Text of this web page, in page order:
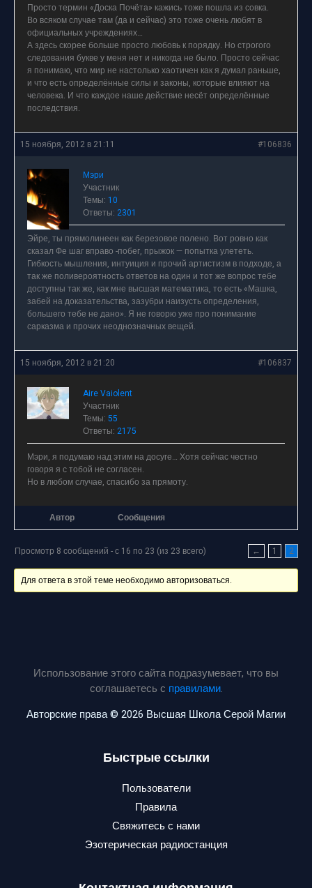
Просто термин «Доска Почёта» кажись тоже пошла из совка.
Во всяком случае там (да и сейчас) это тоже очень любят в
официальных учреждениях…
А здесь скорее больше просто любовь к порядку. Но строгого
следования букве у меня нет и никогда не было. Просто сейчас
я понимаю, что мир не настолько хаотичен как я думал раньше,
и что есть определённые силы и законы, которые влияют на
человека. И что каждое наше действие несёт определённые
последствия.
15 ноября, 2012 в 21:11 #106836
Мэри
Участник
Темы: 10
Ответы: 2301
Эйре, ты прямолинеен как березовое полено. Вот ровно как
сказал Фе шаг вправо -побег, прыжок — попытка улететь.
Гибкость мышления, интуиция и прочий артистизм в подходе, а
так же поливероятность ответов на один и тот же вопрос тебе
доступны так же, как мне высшая математика, то есть «Машка,
забей на доказательства, зазубри наизусть определения,
большего тебе не дано». Я не говорю уже про понимание
сарказма и прочих неоднозначных вещей.
15 ноября, 2012 в 21:20 #106837
Aire Vaiolent
Участник
Темы: 55
Ответы: 2175
Мэри, я подумаю над этим на досуге… Хотя сейчас честно
говоря я с тобой не согласен.
Но в любом случае, спасибо за прямоту.
Автор Сообщения
Просмотр 8 сообщений - с 16 по 23 (из 23 всего) ← 1 2
Для ответа в этой теме необходимо авторизоваться.
Использование этого сайта подразумевает, что вы
соглашаетесь с правилами.
Авторские права © 2026 Высшая Школа Серой Магии
Быстрые ссылки
Пользователи
Правила
Свяжитесь с нами
Эзотерическая радиостанция